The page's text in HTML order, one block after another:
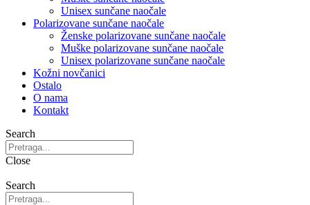
Unisex sunčane naočale
Polarizovane sunčane naočale
Ženske polarizovane sunčane naočale
Muške polarizovane sunčane naočale
Unisex polarizovane sunčane naočale
Kožni novčanici
Ostalo
O nama
Kontakt
Search
Close
Search